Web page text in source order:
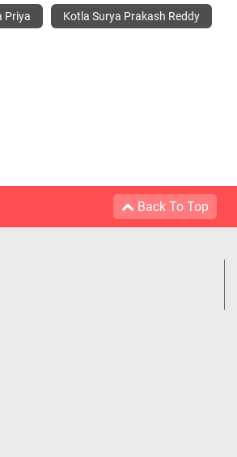
Priya Kotla Surya Prakash Reddy
Back To Top